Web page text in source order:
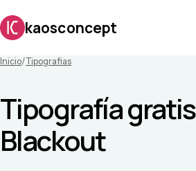
kaosconcept
Inicio/Tipografias
Tipografía gratis
Blackout